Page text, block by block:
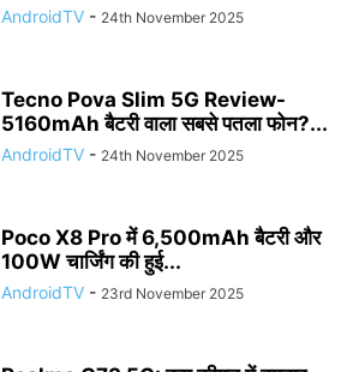
AndroidTV - 24th November 2025
Tecno Pova Slim 5G Review-
5160mAh बैटरी वाला सबसे पतला फोन?...
AndroidTV - 24th November 2025
Poco X8 Pro में 6,500mAh बैटरी और
100W चार्जिंग की हुई...
AndroidTV - 23rd November 2025